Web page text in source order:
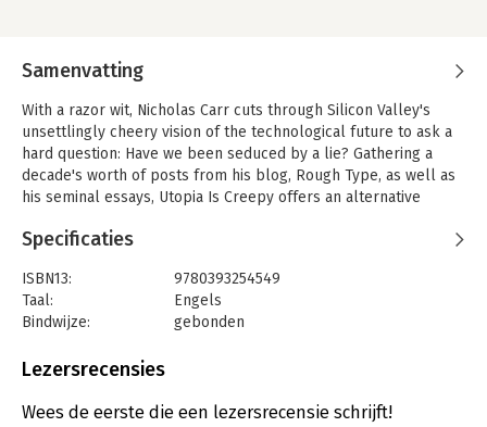
Samenvatting
With a razor wit, Nicholas Carr cuts through Silicon Valley's
unsettlingly cheery vision of the technological future to ask a
hard question: Have we been seduced by a lie? Gathering a
decade's worth of posts from his blog, Rough Type, as well as
his seminal essays, Utopia Is Creepy offers an alternative
and crashes, its blind triumphs, and its unintended
believe so fervently in computers and data that they abandon
common sense. Cheap digital tools do not make us all the next
Fellini or Dylan. Social networks, diverting as they may be, are
are not going to elevate political discourse. When we expect
prosperity and convenience, we have forgotten ourselves. In
Specificaties
ISBN13:
9780393254549
Taal:
Engels
Bindwijze:
gebonden
Uitgever:
Lezersrecensies
Wees de eerste die een lezersrecensie schrijft!